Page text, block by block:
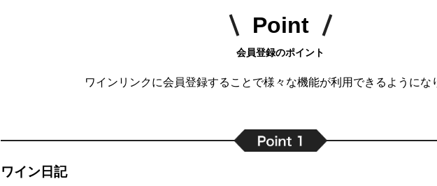
Point
会員登録のポイント
ワインリンクに会員登録することで様々な機能が利用できるようにな
ワイン日記